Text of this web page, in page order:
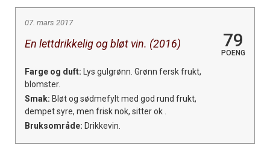
07. mars 2017
En lettdrikkelig og bløt vin. (2016) 79
POENG
Farge og duft: Lys gulgrønn. Grønn fersk frukt,
blomster.
Smak: Bløt og sødmefylt med god rund frukt,
dempet syre, men frisk nok, sitter ok .
Bruksområde: Drikkevin.